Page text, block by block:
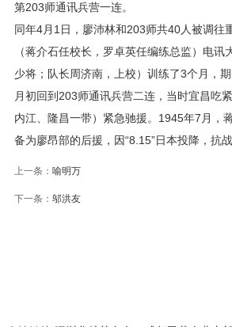
第203师通讯兵营一连。
同年4月1日，廖沛林和203师共40人被调往
（蒋介石任校长，罗卓英任编练总监）电讯
少将；队长周济南，上校）训练了3个月，
月初回到203师通讯兵营二连，当时宜昌吃
内江、隆昌一带）紧急驰援。1945年7月，
备为廖昂部的后援，因“8.15”日本投降，抗
上一条： 喻明万
下一条： 邬洪友